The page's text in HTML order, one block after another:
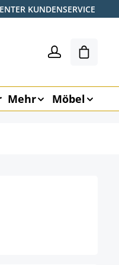
KUNDENSERVICE
Mehr Möbel